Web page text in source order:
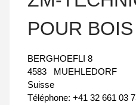
POUR
BERGHOEFLI 8
4583
MUEHLEDORF
Suisse
Téléphone: +41 32 661 03